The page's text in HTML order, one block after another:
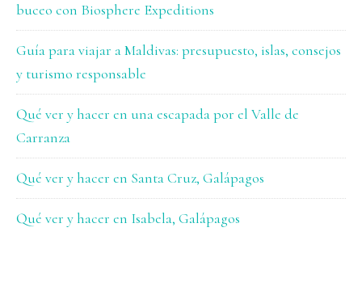
buceo con Biosphere Expeditions
Guía para viajar a Maldivas: presupuesto, islas, consejos
y turismo responsable
Qué ver y hacer en una escapada por el Valle de
Carranza
Qué ver y hacer en Santa Cruz, Galápagos
Qué ver y hacer en Isabela, Galápagos